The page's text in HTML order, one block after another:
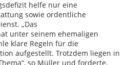
helfe nur eine
sowie ordentliche
„Das
unter seinem ehemaligen
klare Regeln für die
aufgestellt. Trotzdem liegen in
so Müller und forderte,